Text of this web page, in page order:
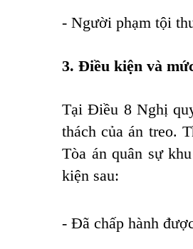
- Người phạm tội
3. Điều kiện và
Tại Điều 8 Nghị
thách của án treo.
Tòa án quân sự
kiện sau:
- Đã chấp hành